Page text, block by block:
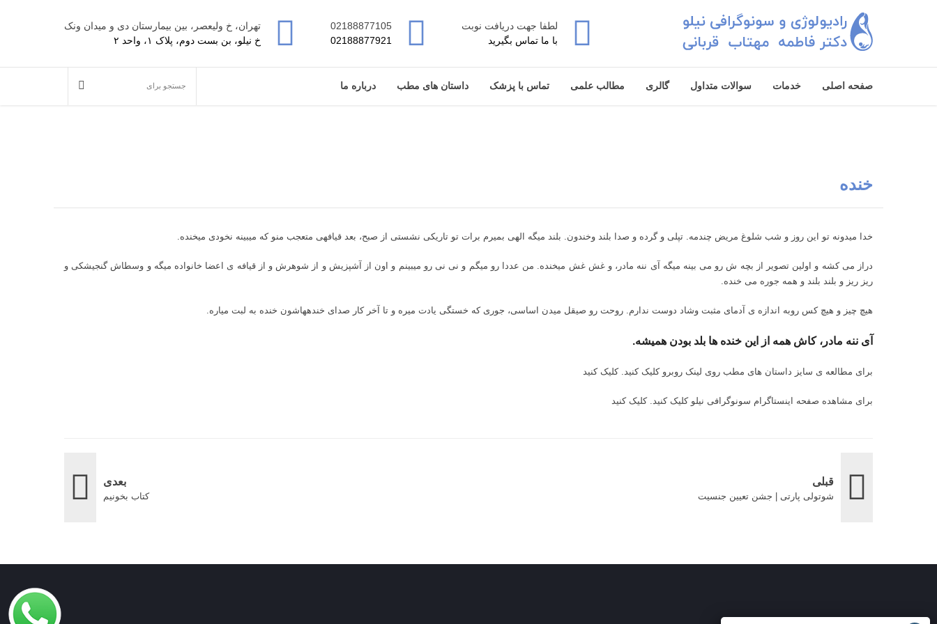
لطفا جهت دریافت نوبت
با ما تماس بگیرید
02188877105
02188877921
تهران، خ ولیعصر، بین بیمارستان دی و میدان ونک
خ نیلو، بن بست دوم، پلاک ۱، واحد ۲
صفحه اصلی خدمات سوالات متداول گالری مطالب علمی تماس با پزشک داستان های مطب درباره ما
خنده
خدا می‎دونه تو این روز و شب شلوغ مریض چندمه. تپلی و گرده و‌ صدا بلند و‌خندون. بلند می‎گه الهی بمیرم برات تو تاریکی نشستی از صبح، بعد قیافه‎ی متعجب منو که می‎بینه نخودی می‎خنده.
دراز می کشه و‌ اولین تصویر از بچه ش رو می بینه می‎گه آی ننه مادر، و غش غش می‎خنده. من عددا رو می‎گم ‌و نی نی رو‌ می‎بینم و اون از آشپزیش و از شوهرش و از قیافه ی اعضا خانواده می‎گه و وسطاش گنجیشکی و
ریز ریز و بلند بلند و همه جوره می خنده.
هیچ چیز و‌ هیچ کس رو‌به اندازه ی آدمای مثبت و‌شاد دوست ندارم. روحت رو‌ صیقل می‎دن اساسی، جوری که خستگی یادت می‎ره و تا آخر کار صدای خنده‎هاشون‌ خنده به لبت میاره.
آی ننه مادر، کاش همه از این خنده ها بلد بودن همیشه.
برای مطالعه ی سایز داستان های مطب روی لینک روبرو کلیک کنید.کلیک کنید
برای مشاهده صفحه اینستاگرام سونوگرافی نیلو کلیک کنید.کلیک کنید
قبلی
شوتولی پارتی | جشن تعیین جنسیت
بعدی
کتاب بخونیم